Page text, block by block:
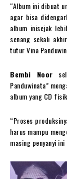
“Album ini dibuat
agar bisa
album inisejak
senang sekali
tutur Vina
Bembi Noor
Panduwinata”
album yang CD
“Proses
harus mampu
masing penyanyi